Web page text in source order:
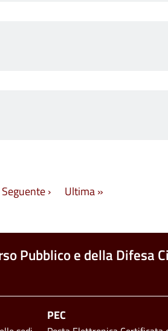
Seguente ›Pagina successiva
Ultima »
Pubblico e della Difesa
PEC